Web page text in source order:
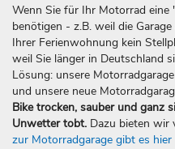
Wenn Sie für Ihr Motorrad
benötigen - z.B. weil die
Ihrer Ferienwohnung kein
weil Sie länger in Deutschland
Lösung: unsere
und unsere neue
Bike trocken, sauber und ganz
Unwetter tobt. Dazu bieten wir
zur Motorradgarage gibt es hier